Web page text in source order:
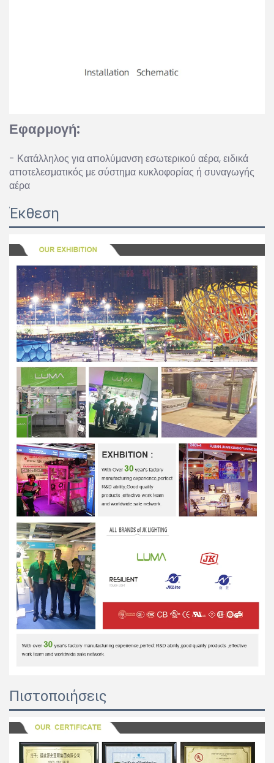
Εφαρμογή:
- Κατάλληλος για απολύμανση εσωτερικού αέρα, ειδικά
αποτελεσματικός με σύστημα κυκλοφορίας ή συναγωγής
αέρα
Έκθεση
Πιστοποιήσεις